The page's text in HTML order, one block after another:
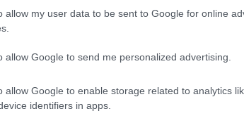
allow my user data to be sent to Google for online
allow Google to send me personalized advertising.
allow Google to enable storage related to analytics
identifiers in apps.
που πουλάει το Predator βγαίνει
πώς το αξιολογείτε. Εγώ θα του
Ο πρωθυπουργός επιλέγει τη